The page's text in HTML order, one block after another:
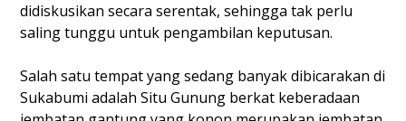
didiskusikan secara serentak, sehingga tak perlu
saling tunggu untuk pengambilan keputusan.
Salah satu tempat yang sedang banyak dibicarakan di
Sukabumi adalah Situ Gunung berkat keberadaan